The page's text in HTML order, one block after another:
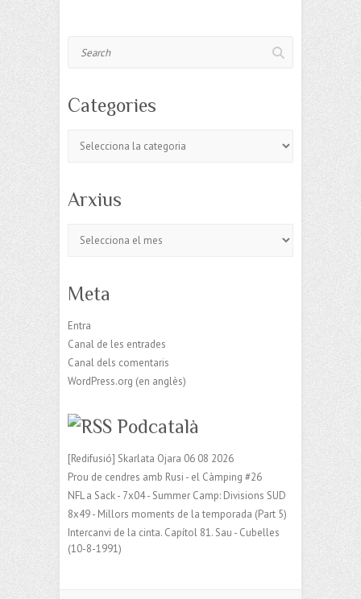
Categories
Arxius
Meta
Entra
Canal de les entrades
Canal dels comentaris
WordPress.org (en anglès)
Podcatalà
[Redifusió] Skarlata Ojara 06 08 2026
Prou de cendres amb Rusi - el Càmping #26
NFL a Sack - 7x04 - Summer Camp: Divisions SUD
8x49 - Millors moments de la temporada (Part 5)
Intercanvi de la cinta. Capítol 81. Sau - Cubelles
(10-8-1991)